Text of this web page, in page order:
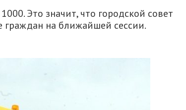
Это значит, что городской совет
на ближайшей сессии.